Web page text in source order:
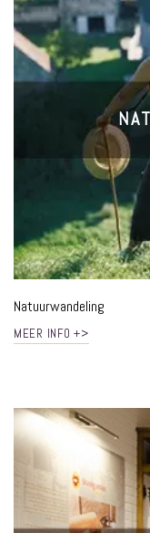
Natuurwandeling
MEER INFO +>